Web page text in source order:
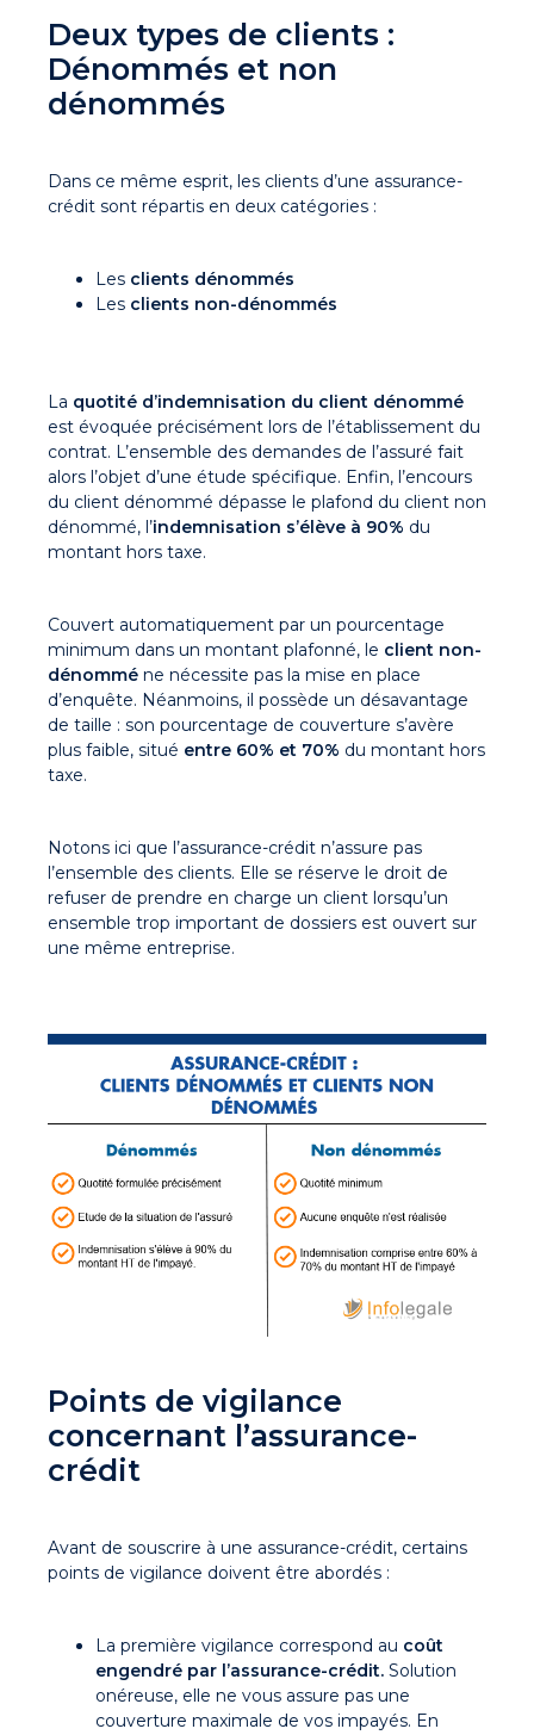
Deux types de clients :
Dénommés et non
dénommés
Dans ce même esprit, les clients d’une assurance-
crédit sont répartis en deux catégories :
Les clients dénommés
Les clients non-dénommés
La quotité d’indemnisation du client dénommé
est évoquée précisément lors de l’établissement du
contrat. L’ensemble des demandes de l’assuré fait
alors l’objet d’une étude spécifique. Enfin, l’encours
du client dénommé dépasse le plafond du client non
dénommé, l’indemnisation s’élève à 90% du
montant hors taxe.
Couvert automatiquement par un pourcentage
minimum dans un montant plafonné, le client non-
dénommé ne nécessite pas la mise en place
d’enquête. Néanmoins, il possède un désavantage
de taille : son pourcentage de couverture s’avère
plus faible, situé entre 60% et 70% du montant hors
taxe.
Notons ici que l’assurance-crédit n’assure pas
l’ensemble des clients. Elle se réserve le droit de
refuser de prendre en charge un client lorsqu’un
ensemble trop important de dossiers est ouvert sur
une même entreprise.
Points de vigilance
concernant l’assurance-
crédit
Avant de souscrire à une assurance-crédit, certains
points de vigilance doivent être abordés :
La première vigilance correspond au coût
engendré par l’assurance-crédit. Solution
onéreuse, elle ne vous assure pas une
couverture maximale de vos impayés. En